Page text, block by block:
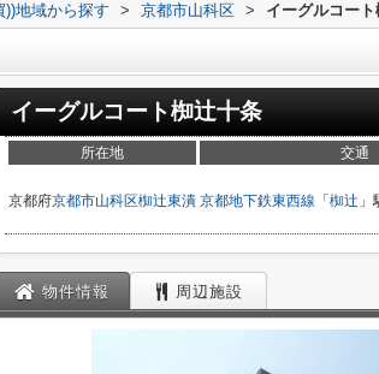
))地域から探す > 京都市山科区 > イーグルコー
イーグルコート椥辻十条
所在地 交通
京都府京都市山科区椥辻東潰 京都地下鉄東西線 「 椥辻
物件情報 周辺施設